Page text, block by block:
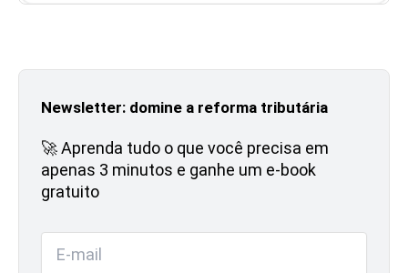
Newsletter: domine a reforma tributária
🚀 Aprenda tudo o que você precisa em
apenas 3 minutos e ganhe um e-book
gratuito